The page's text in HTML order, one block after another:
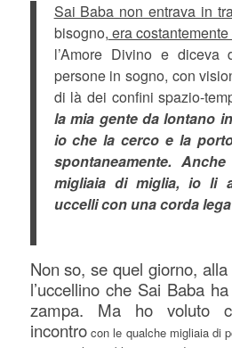
Sai Baba non entrava in
bisogno, era
l’Amore Divino e
persone in sogno, con
di là dei confini spazio-
la mia gente da lontano
io che la cerco e la
spontaneamente.
migliaia di miglia, io li
uccelli con una corda
Non so, se quel giorno,
l’uccellino che Sai Baba
zampa. Ma ho voluto
incontrocon le qualche migliaia di